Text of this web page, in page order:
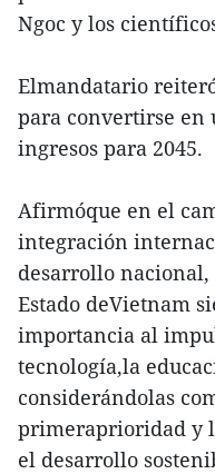
Ngoc y los
Elmandatario
para convertirse en
ingresos para 2045.
Afirmóque en el
integración
desarrollo
Estado deVietnam
importancia al
tecnología,la
considerándolas
primeraprioridad y
el desarrollo